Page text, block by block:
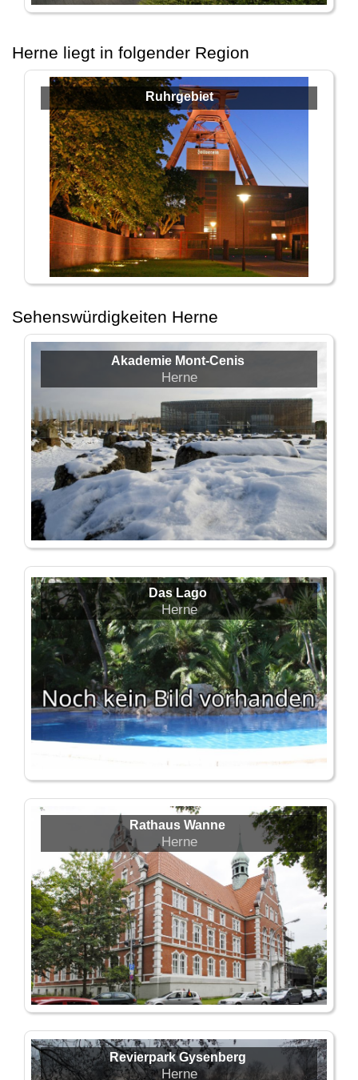
Herne liegt in folgender Region
Ruhrgebiet
Sehenswürdigkeiten Herne
Akademie Mont-Cenis
Herne
Das Lago
Herne
Rathaus Wanne
Herne
Revierpark Gysenberg
Herne